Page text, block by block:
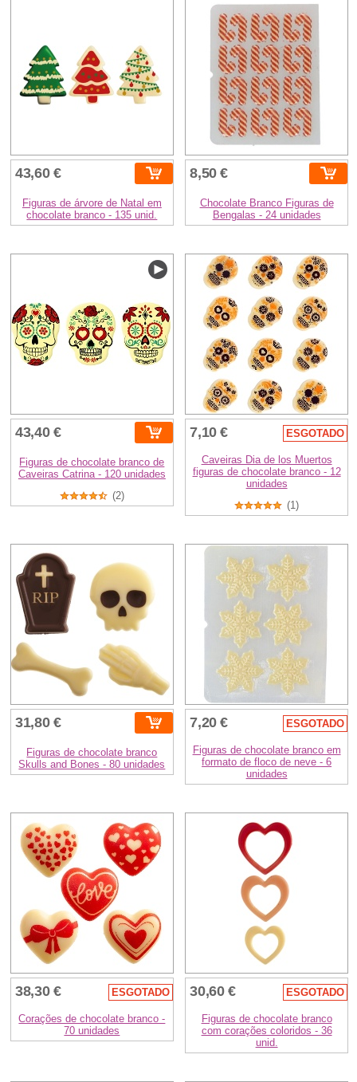
43,60 €
Figuras de árvore de Natal em
chocolate branco - 135 unid.
8,50 €
Chocolate Branco Figuras de
Bengalas - 24 unidades
43,40 €
Figuras de chocolate branco de
Caveiras Catrina - 120 unidades
(2)
7,10 € ESGOTADO
Caveiras Dia de los Muertos
figuras de chocolate branco - 12
unidades
(1)
31,80 €
Figuras de chocolate branco
Skulls and Bones - 80 unidades
7,20 € ESGOTADO
Figuras de chocolate branco em
formato de floco de neve - 6
unidades
38,30 € ESGOTADO
Corações de chocolate branco -
70 unidades
30,60 € ESGOTADO
Figuras de chocolate branco
com corações coloridos - 36
unid.